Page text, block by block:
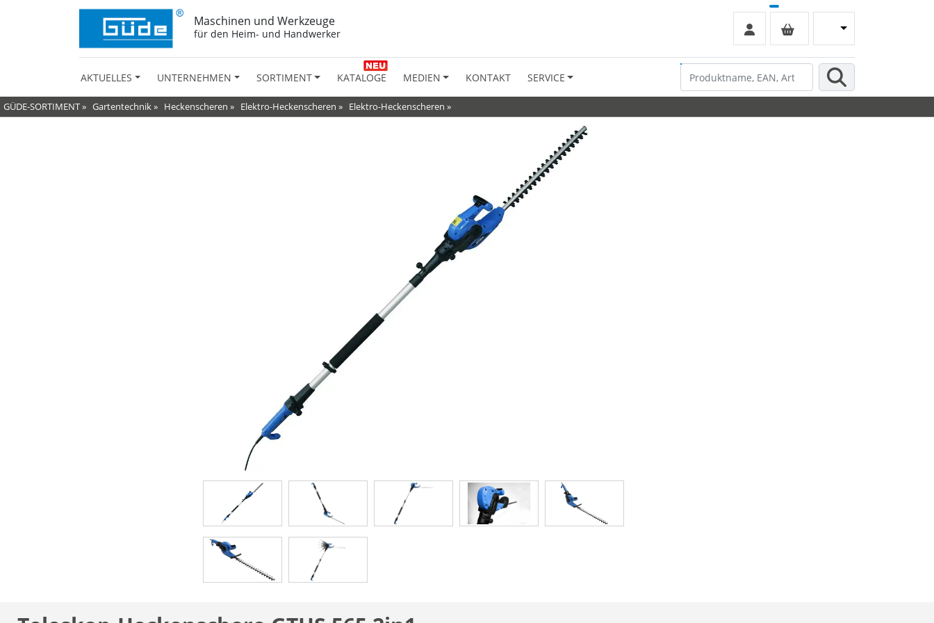
Maschinen und Werkzeuge
für den Heim- und Handwerker
AKTUELLES UNTERNEHMEN SORTIMENT KATALOGE MEDIEN KONTAKT SERVICE
GÜDE-SORTIMENT» Gartentechnik» Heckenscheren » Elektro-Heckenscheren » Elektro-Heckenscheren »